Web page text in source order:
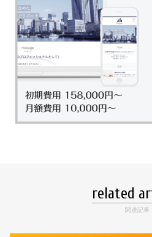
related
関連記事